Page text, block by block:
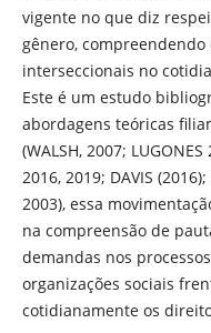
vigente no que diz
gênero, compreendendo
interseccionais no
Este é um estudo
abordagens teóricas
(WALSH, 2007;
2016, 2019; DAVIS
2003), essa
na compreensão de
demandas nos
organizações sociais
cotidianamente os